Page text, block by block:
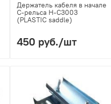
Держатель кабеля в начале
С-рельса H-C3003
(PLASTIC saddle)
450 руб./шт